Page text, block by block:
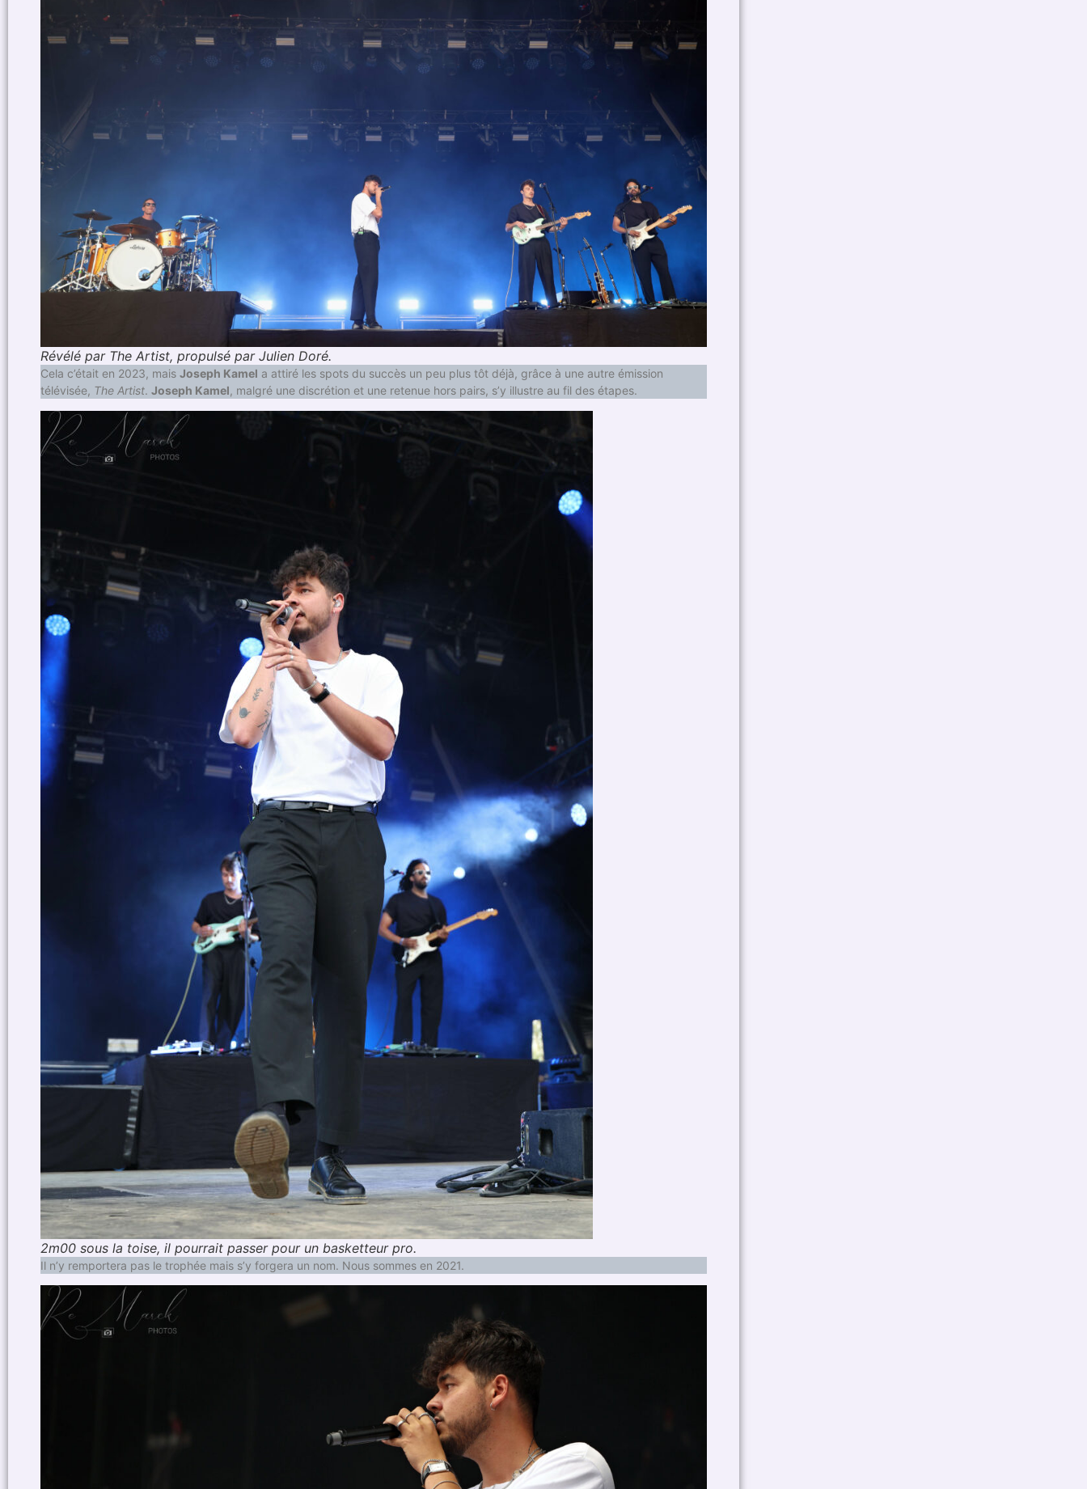
Révélé par The Artist, propulsé par Julien Doré.
Cela c’était en 2023, mais Joseph Kamel a attiré les spots du succès un peu plus tôt déjà, grâce à une autre émission
télévisée, The Artist. Joseph Kamel, malgré une discrétion et une retenue hors pairs, s’y illustre au fil des étapes.
2m00 sous la toise, il pourrait passer pour un basketteur pro.
Il n’y remportera pas le trophée mais s’y forgera un nom. Nous sommes en 2021.